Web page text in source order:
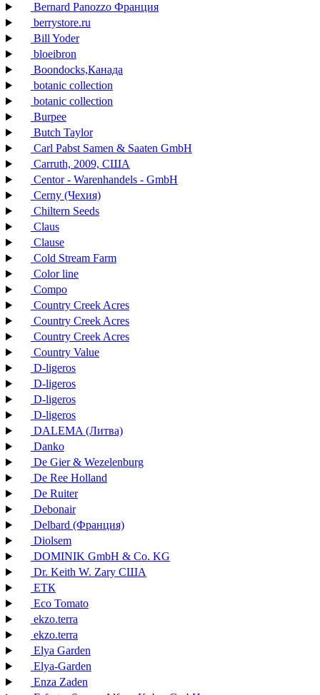
Bernard Panozzo Франция
berrystore.ru
Bill Yoder
bloeibron
Boondocks,Канада
botanic collection
botanic collection
Burpee
Butch Taylor
Carl Pabst Samen & Saaten GmbH
Carruth, 2009, США
Centor - Warenhandels - GmbH
Cerny (Чехия)
Chiltern Seeds
Claus
Clause
Cold Stream Farm
Color line
Compo
Country Creek Acres
Country Creek Acres
Country Creek Acres
Country Value
D-ligeros
D-ligeros
D-ligeros
D-ligeros
DALEMA (Литва)
Danko
De Gier & Wezelenburg
De Ree Holland
De Ruiter
Debonair
Delbard (Франция)
Diolsem
DOMINIK GmbH & Co. KG
Dr. Keith W. Zary США
EТК
Eco Tomato
ekzo.terra
ekzo.terra
Elya Garden
Elya-Garden
Enza Zaden